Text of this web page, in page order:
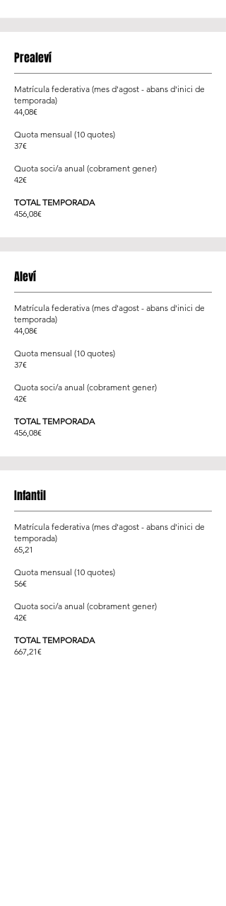
Prealeví
Matrícula federativa (mes d'agost - abans d'inici de
temporada)
44,08€
Quota mensual (10 quotes)
37€
Quota soci/a anual (cobrament gener)
42€
TOTAL TEMPORADA
456,08€
Aleví
Matrícula federativa (mes d'agost - abans d'inici de
temporada)
44,08€
Quota mensual (10 quotes)
37€
Quota soci/a anual (cobrament gener)
42€
TOTAL TEMPORADA
456,08€
Infantil
Matrícula federativa (mes d'agost - abans d'inici de
temporada)
65,21
Quota mensual (10 quotes)
56€
Quota soci/a anual (cobrament gener)
42€
TOTAL TEMPORADA
667,21€